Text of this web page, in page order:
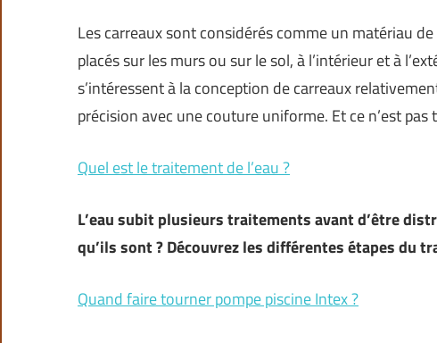
Les carreaux sont considérés comme un matériau
placés sur les murs ou sur le sol, à l’intérieur et à
s’intéressent à la conception de carreaux
précision avec une couture uniforme. Et ce n’est
Quel est le traitement de l’eau ?
L’eau subit plusieurs traitements avant d’être
qu’ils sont ? Découvrez les différentes étapes du
Quand faire tourner pompe piscine Intex ?